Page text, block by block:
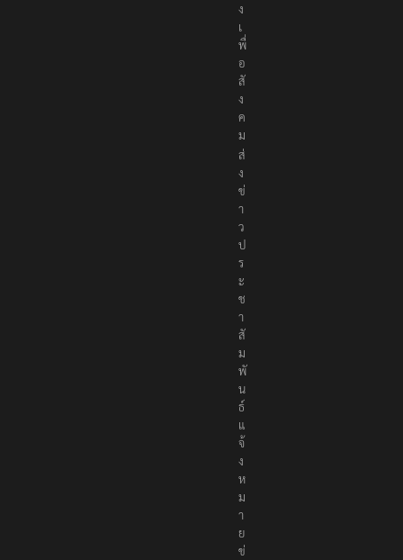
ง
เ
พื่
อ
สั
ง
ค
ม
ส่
ง
ข่
า
ว
ป
ร
ะ
ช
า
สั
ม
พั
น
ธ์
แ
จ้
ง
ห
ม
า
ย
ข่